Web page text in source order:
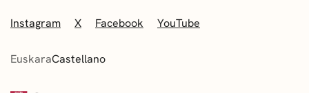
Instagram X Facebook YouTube
EuskaraCastellano